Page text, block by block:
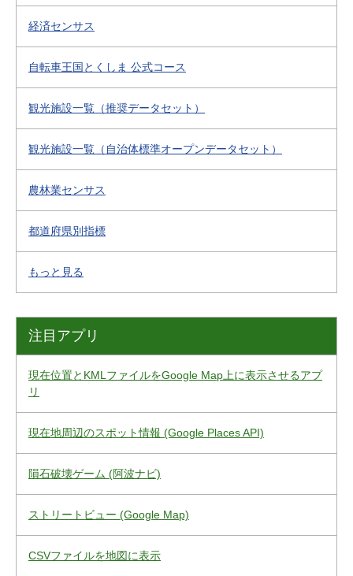
経済センサス
自転車王国とくしま 公式コース
観光施設一覧（推奨データセット）
観光施設一覧（自治体標準オープンデータセット）
農林業センサス
都道府県別指標
もっと見る
注目アプリ
現在位置とKMLファイルをGoogle Map上に表示させるアプ
リ
現在地周辺のスポット情報 (Google Places API)
隕石破壊ゲーム (阿波ナビ)
ストリートビュー (Google Map)
CSVファイルを地図に表示